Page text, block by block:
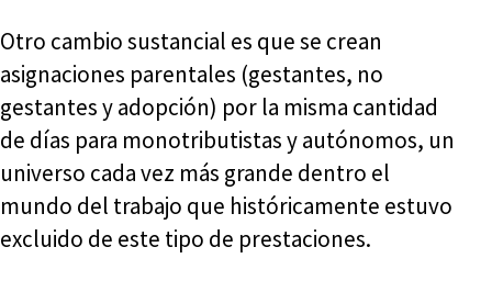
Otro cambio sustancial es que se crean
asignaciones parentales (gestantes, no
gestantes y adopción) por la misma cantidad
de días para monotributistas y autónomos, un
universo cada vez más grande dentro el
mundo del trabajo que históricamente estuvo
excluido de este tipo de prestaciones.